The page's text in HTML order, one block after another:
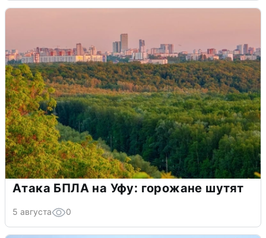
Атака БПЛА на Уфу: горожане шутят
5 августа 0